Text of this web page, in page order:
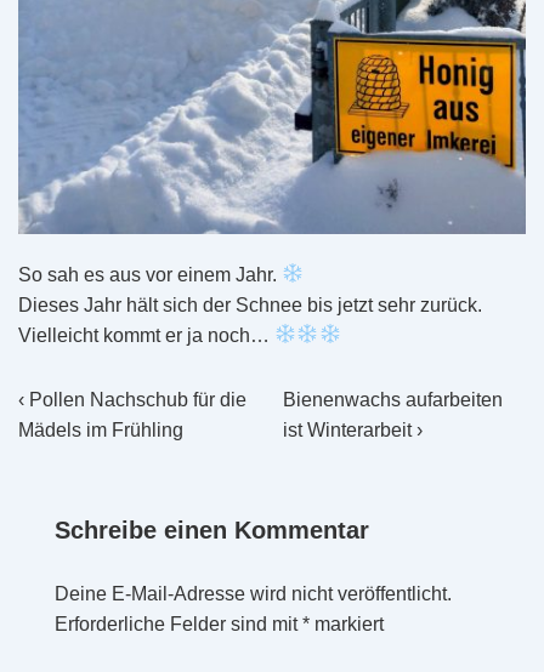
So sah es aus vor einem Jahr.
Dieses Jahr hält sich der Schnee bis jetzt sehr zurück.
Vielleicht kommt er ja noch…
Beitragsnavigation
Vorheriger
Beitrag
‹ Pollen Nachschub für die
Mädels im Frühling
Nächster
Beitrag
Bienenwachs aufarbeiten
ist Winterarbeit ›
Schreibe einen Kommentar
Deine E-Mail-Adresse wird nicht veröffentlicht.
Erforderliche Felder sind mit* markiert